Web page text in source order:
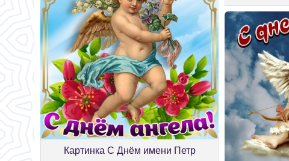
Картинка С Днём имени Петр